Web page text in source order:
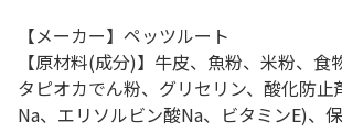
【メーカー】ペッツルート
【原材料(成分)】牛皮、魚粉、米粉、食
タピオカでん粉、グリセリン、酸化防
Na、エリソルビン酸Na、ビタミンE)、